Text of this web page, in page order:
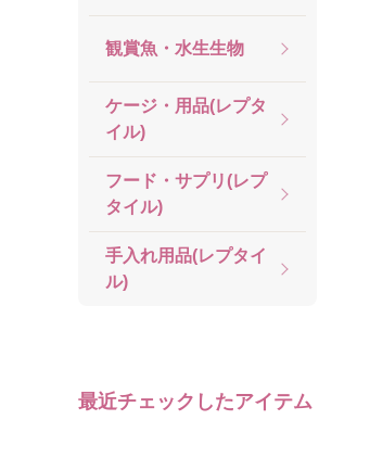
観賞魚・水生生物
ケージ・用品(レプタ
イル)
フード・サプリ(レプ
タイル)
手入れ用品(レプタイ
ル)
最近チェックしたアイテム